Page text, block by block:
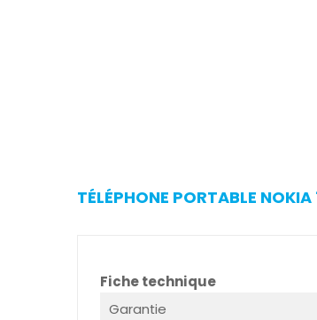
TÉLÉPHONE PORTABLE
Fiche technique
Garantie